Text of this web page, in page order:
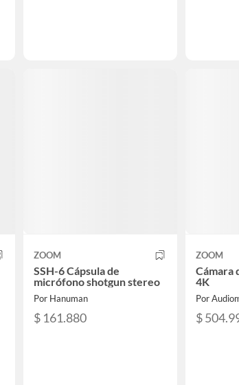
ZOOM
SSH-6 Cápsula de
micrófono shotgun stereo
Por Hanuman
$ 161.880
ZOOM
Cámara
4K
Por
$